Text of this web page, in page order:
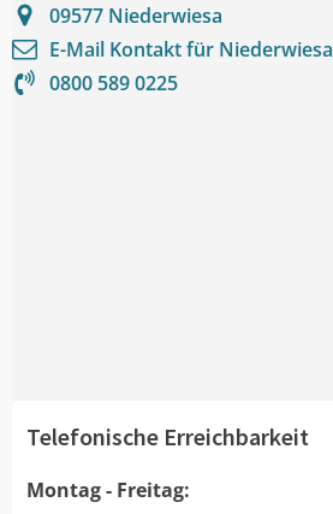
09577 Niederwiesa
E-Mail Kontakt für Niederwiesa
0800 589 0225
Telefonische Erreichbarkeit
Montag - Freitag: